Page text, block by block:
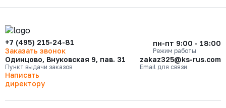
+7 (495) 215-24-81
Заказать звонок
пн-пт 9:00 - 18:00
Режим работы
Одинцово, Внуковская 9, пав. 31
Пункт выдачи заказов
zakaz325@ks-rus.com
Email для связи
Написать
директору